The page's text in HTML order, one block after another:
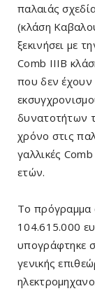
παλαιάς
(κλάση
ξεκινήσει με
Comb IIIΒ
που δεν έχουν
δυνατοτήτων
χρόνο στις
γαλλικές
ετών.
Το πρόγραμμα
104.615.000
υπογράφτηκε
γενικής